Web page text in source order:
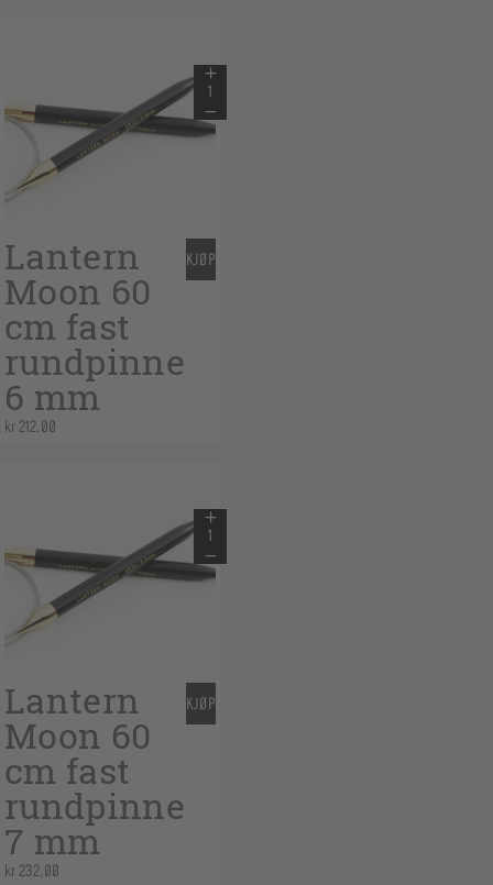
Lantern
Moon 60
cm fast
rundpinne
6 mm
kr 212,00
KJØP
Lantern
Moon 60
cm fast
rundpinne
7 mm
kr 232,00
KJØP